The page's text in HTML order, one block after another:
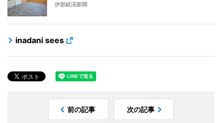
伊那経済新聞
inadani sees
前の記事 次の記事